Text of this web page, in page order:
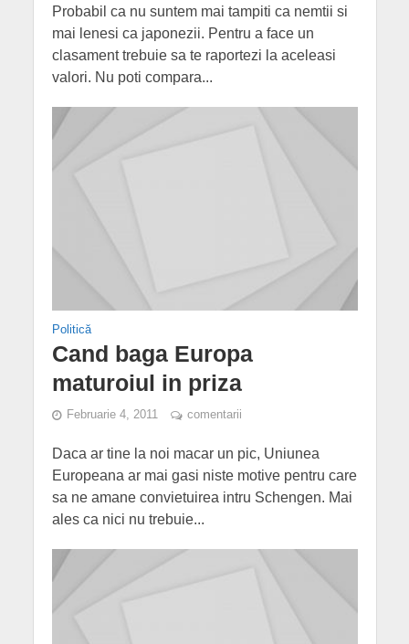
Probabil ca nu suntem mai tampiti ca nemtii si
mai lenesi ca japonezii. Pentru a face un
clasament trebuie sa te raportezi la aceleasi
valori. Nu poti compara...
Politică
Cand baga Europa
maturoiul in priza
Februarie 4, 2011 comentarii
Daca ar tine la noi macar un pic, Uniunea
Europeana ar mai gasi niste motive pentru care
sa ne amane convietuirea intru Schengen. Mai
ales ca nici nu trebuie...